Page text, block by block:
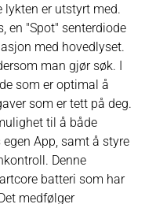
er utstyrt med.
en "Spot" senterdiode
med hovedlyset.
man gjør søk. I
som er optimal å
som er tett på deg.
til å både
App, samt å styre
Denne
batteri som har
medfølger